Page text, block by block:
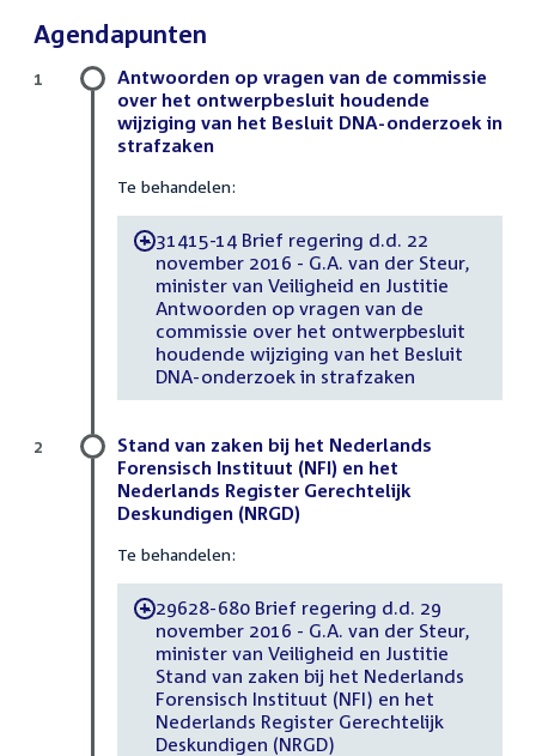
Agendapunten
Antwoorden op vragen van de commissie
over het ontwerpbesluit houdende
wijziging van het Besluit DNA-onderzoek in
strafzaken
Te behandelen:
-31415-14 Brief regering d.d. 22
november 2016 - G.A. van der Steur,
minister van Veiligheid en Justitie
Antwoorden op vragen van de
commissie over het ontwerpbesluit
houdende wijziging van het Besluit
DNA-onderzoek in strafzaken
1
Stand van zaken bij het Nederlands
Forensisch Instituut (NFI) en het
Nederlands Register Gerechtelijk
Deskundigen (NRGD)
Te behandelen:
-29628-680 Brief regering d.d. 29
november 2016 - G.A. van der Steur,
minister van Veiligheid en Justitie
Stand van zaken bij het Nederlands
Forensisch Instituut (NFI) en het
Nederlands Register Gerechtelijk
Deskundigen (NRGD)
2